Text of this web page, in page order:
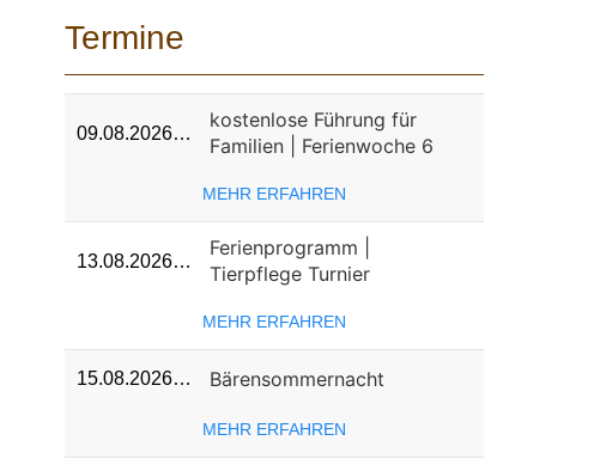
Termine
09.08.2026…
kostenlose Führung für
Familien | Ferienwoche 6
MEHR ERFAHREN
13.08.2026…
Ferienprogramm |
Tierpflege Turnier
MEHR ERFAHREN
15.08.2026… Bärensommernacht
MEHR ERFAHREN